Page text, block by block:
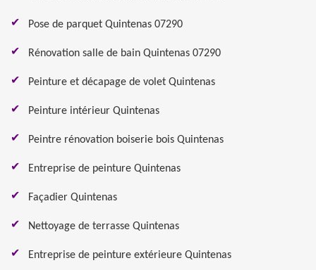
Pose de parquet Quintenas 07290
Rénovation salle de bain Quintenas 07290
Peinture et décapage de volet Quintenas
Peinture intérieur Quintenas
Peintre rénovation boiserie bois Quintenas
Entreprise de peinture Quintenas
Façadier Quintenas
Nettoyage de terrasse Quintenas
Entreprise de peinture extérieure Quintenas